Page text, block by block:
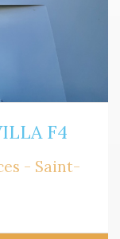
F4
- Saint-